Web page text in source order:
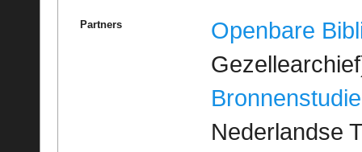
Partners
Openbare
Bronnenstudie
Nederlandse